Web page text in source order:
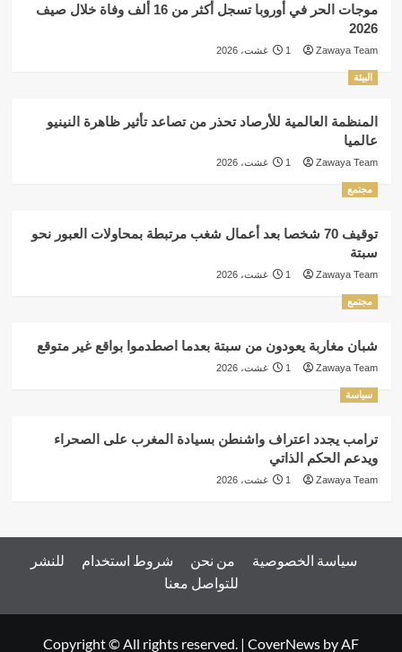
موجات الحر في أوروبا تسجل أكثر من 16 ألف وفاة خلال صيف
2026
Zawaya Team 1 غشت، 2026
البيئة
المنظمة العالمية للأرصاد تحذر من تصاعد تأثير ظاهرة النينيو
عالميا
Zawaya Team 1 غشت، 2026
مجتمع
توقيف 70 شخصا بعد أعمال شغب مرتبطة بمحاولات العبور نحو
سبتة
Zawaya Team 1 غشت، 2026
مجتمع
شبان مغاربة يعودون من سبتة بعدما اصطدموا بواقع غير متوقع
Zawaya Team 1 غشت، 2026
سياسة
ترامب يجدد اعتراف واشنطن بسيادة المغرب على الصحراء
ويدعم الحكم الذاتي
Zawaya Team 1 غشت، 2026
سياسة الخصوصية من نحن شروط استخدام
للنشر
للتواصل معنا
Copyright © All rights reserved. | CoverNews by AF